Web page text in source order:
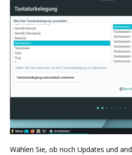
Wählen Sie, ob noch Updates und